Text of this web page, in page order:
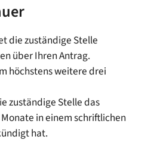
die zuständige Stelle
über Ihren Antrag.
höchstens weitere drei
zuständige Stelle das
in einem schriftlichen
hat.